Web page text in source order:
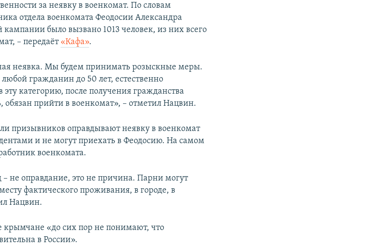
за неявку в военкомат. По словам
отдела военкомата Феодосии Александра
было вызвано 1013 человек, из них всего
– передаёт «Кафа».
неявка. Мы будем принимать розыскные меры.
гражданин до 50 лет, естественно
категорию, после получения гражданства
обязан прийти в военкомат», – отметил Нацвин.
призывников оправдывают неявку в военкомат
и не могут приехать в Феодосию. На самом
военкомата.
– не оправдание, это не причина. Парни могут
фактического проживания, в городе, в
Нацвин.
крымчане «до сих пор не понимают, что
в России».